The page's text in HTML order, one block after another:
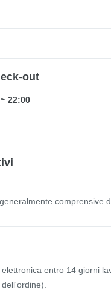
out
~ 22:00
comprensive
entro 14 giorni